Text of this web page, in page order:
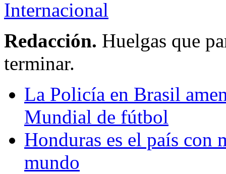
Internacional
Redacción. Huelgas que
terminar.
La Policía en Brasil
Mundial de fútbol
Honduras es el país con
mundo